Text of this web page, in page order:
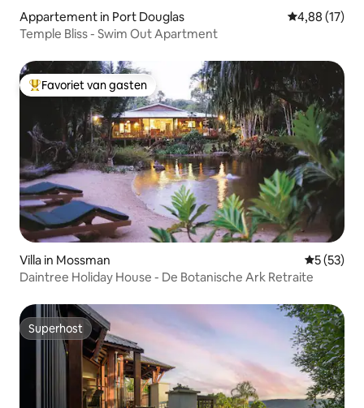
Appartement in Port Douglas Gemiddelde
4,88 (17)
Temple Bliss - Swim Out Apartment
Topfavoriet van gasten
Favoriet van gasten
Villa in Mossman
5 (53)
Daintree Holiday House - De Botanische Ark Retraite
Superhost
Superhost